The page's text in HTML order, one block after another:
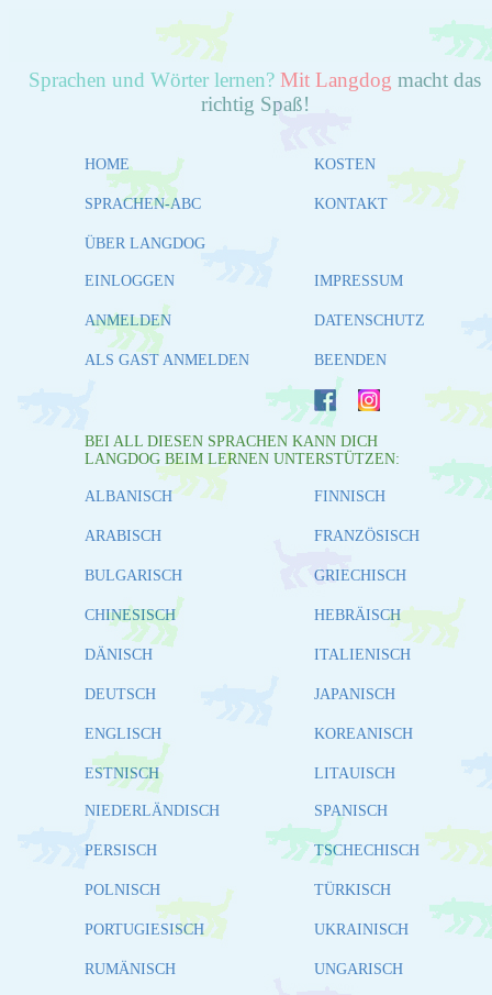
Sprachen und Wörter lernen? Mit Langdog macht das
richtig Spaß!
HOME
SPRACHEN-ABC
ÜBER LANGDOG
KOSTEN
KONTAKT
EINLOGGEN
ANMELDEN
ALS GAST ANMELDEN
IMPRESSUM
DATENSCHUTZ
BEENDEN
BEI ALL DIESEN SPRACHEN KANN DICH
LANGDOG BEIM LERNEN UNTERSTÜTZEN:
ALBANISCH
ARABISCH
BULGARISCH
CHINESISCH
DÄNISCH
DEUTSCH
ENGLISCH
ESTNISCH
FINNISCH
FRANZÖSISCH
GRIECHISCH
HEBRÄISCH
ITALIENISCH
JAPANISCH
KOREANISCH
LITAUISCH
NIEDERLÄNDISCH
PERSISCH
POLNISCH
PORTUGIESISCH
RUMÄNISCH
SPANISCH
TSCHECHISCH
TÜRKISCH
UKRAINISCH
UNGARISCH